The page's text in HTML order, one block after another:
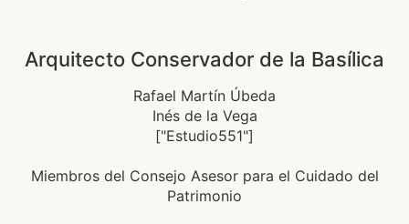
Arquitecto Conservador de la Basílica
Rafael Martín Úbeda
Inés de la Vega
["Estudio551"]
Miembros del Consejo Asesor para el Cuidado del
Patrimonio